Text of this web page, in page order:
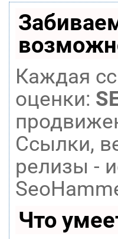
Каждая
оценки:
Ссылки,
релизы -
Что